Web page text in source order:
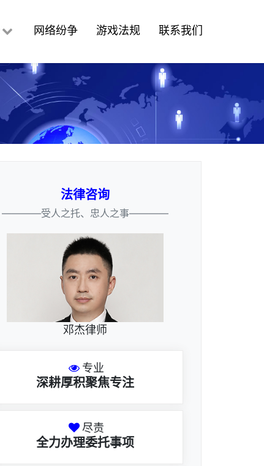
网络纷争 游戏法规 联系我们
法律咨询
————受人之托、忠人之事————
邓杰律师
专业
深耕厚积聚焦专注
尽责
全力办理委托事项